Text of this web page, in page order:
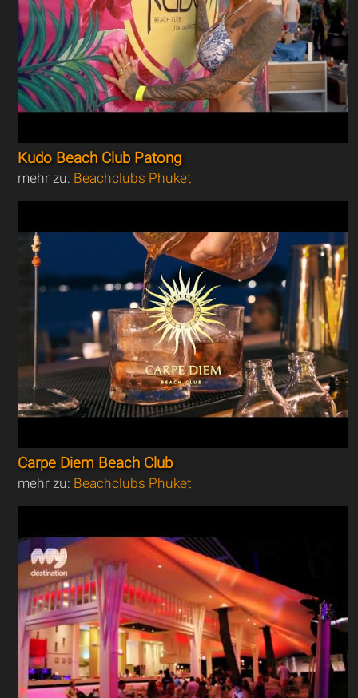
Kudo Beach Club Patong
mehr zu: Beachclubs Phuket
Carpe Diem Beach Club
mehr zu: Beachclubs Phuket